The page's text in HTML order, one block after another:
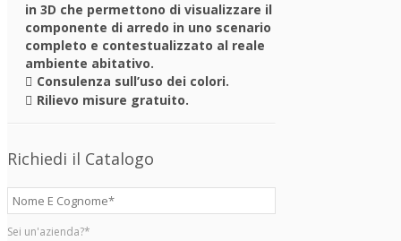
in 3D che permettono di visualizzare il
componente di arredo in uno scenario
completo e contestualizzato al reale
ambiente abitativo.
Consulenza sull’uso dei colori.
Rilievo misure gratuito.
Richiedi il Catalogo
Sei un'azienda?*